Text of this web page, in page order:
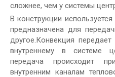
сложнее, чем у системы
В конструкции
предназначена для
другое.Конвекция
внутреннему в системе
передача происходит
внутренним каналам